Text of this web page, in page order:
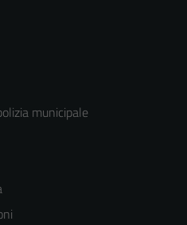
municipale